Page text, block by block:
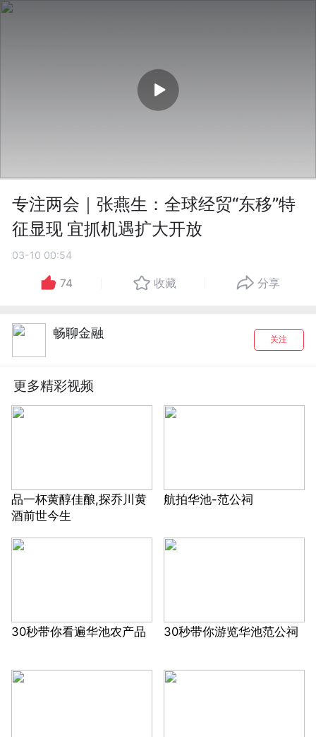
专注两会｜张燕生：全球经贸“东移”特
征显现 宜抓机遇扩大开放
03-10 00:54
74 收藏 分享
畅聊金融 关注
更多精彩视频
品一杯黄醇佳酿,探乔川黄
酒前世今生
航拍华池-范公祠
30秒带你看遍华池农产品 30秒带你游览华池范公祠